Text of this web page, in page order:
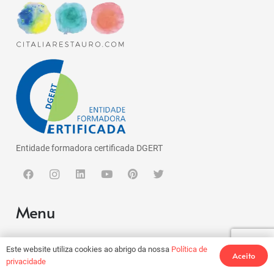
Entidade formadora certificada DGERT
Menu
Quem somos
Este website utiliza cookies ao abrigo da nossa Política de
privacidade
Aceito